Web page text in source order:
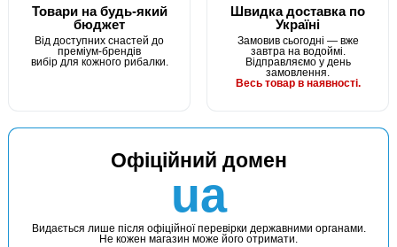
Товари на будь-який
бюджет
Від доступних снастей до
преміум-брендів
вибір для кожного рибалки.
Швидка доставка по
Україні
Замовив сьогодні — вже
завтра на водоймі.
Відправляємо у день
замовлення.
Весь товар в наявності.
Офіційний домен
ua
Видається лише після офіційної перевірки державними органами.
Не кожен магазин може його отримати.